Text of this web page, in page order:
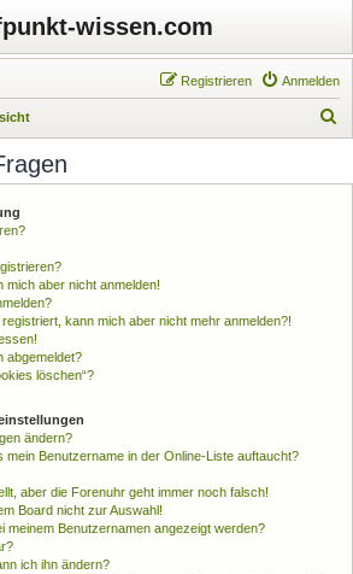
wissen.com
Anmelden
Registrieren
mich aber nicht anmelden!
kann mich aber nicht mehr anmelden?!
abgemeldet?
löschen“?
ändern?
Benutzername in der Online-Liste auftaucht?
aber die Forenuhr geht immer noch falsch!
Board nicht zur Auswahl!
meinem Benutzernamen angezeigt werden?
ich ihn ändern?